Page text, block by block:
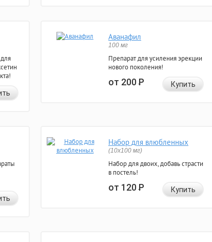
Аванафил
100 мг
Препарат для усиления эрекции
нового поколения!
от 200Р Купить
Набор для влюбленных
(10х100 мг)
Набор для двоих, добавь страсти
в постель!
от 120Р Купить